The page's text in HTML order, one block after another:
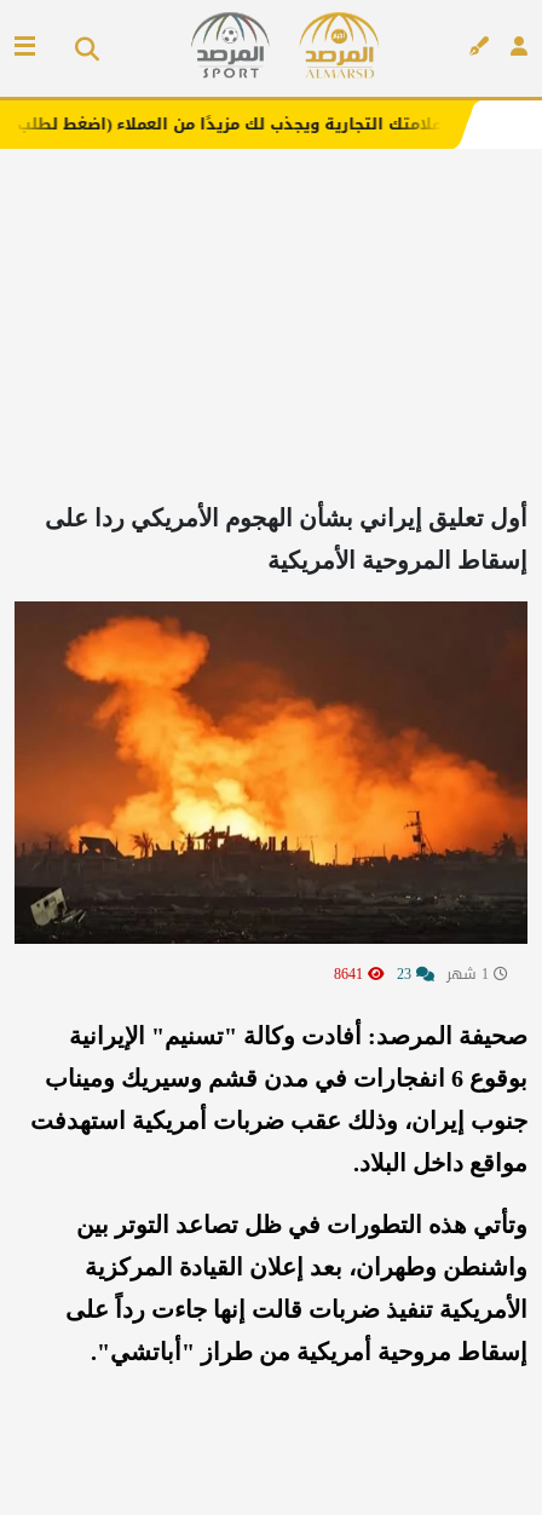
التجارية ويجذب لك مزيدًا من العملاء (اضغط لطلب الإعلان)
أول تعليق إيراني بشأن الهجوم الأمريكي ردا على
إسقاط المروحية الأمريكية
صحيفة المرصد: أفادت وكالة "تسنيم" الإيرانية
بوقوع 6 انفجارات في مدن قشم وسيريك وميناب
جنوب إيران، وذلك عقب ضربات أمريكية استهدفت
مواقع داخل البلاد.
وتأتي هذه التطورات في ظل تصاعد التوتر بين
واشنطن وطهران، بعد إعلان القيادة المركزية
الأمريكية تنفيذ ضربات قالت إنها جاءت رداً على
إسقاط مروحية أمريكية من طراز "أباتشي".